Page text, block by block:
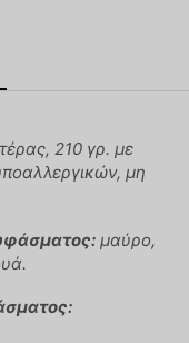
210 γρ. με
μη
μαύρο,